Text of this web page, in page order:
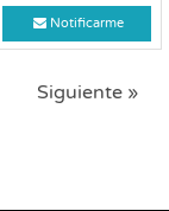
Notificarme
Siguiente »